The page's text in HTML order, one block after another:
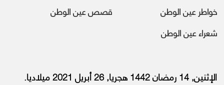
خواطر عين الوطن
قصص عين الوطن
شعراء عين الوطن
الإثنين, 14 رمضان 1442 هجريا, 26 أبريل 2021 ميلاديا.